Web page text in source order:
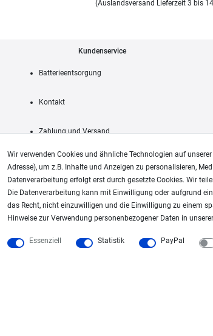
(Auslandsversand Lieferzeit 3 bis
Kundenservice
Batterieentsorgung
Kontakt
Zahlung und Versand
AGB
Unsere weiteren Shops:
Schmincke Künstlerfarben das Gesamtsortiment
Wir verwenden Cookies und ähnliche Technologien auf
Adresse), um z.B. Inhalte und Anzeigen zu personalisieren,
Datenverarbeitung erfolgt erst durch gesetzte Cookies. Wir
Die Datenverarbeitung kann mit Einwilligung oder aufgrund
das Recht, nicht einzuwilligen und die Einwilligung zu einem
Hinweise zur Verwendung personenbezogener Daten in unserer
Essenziell Statistik PayPal